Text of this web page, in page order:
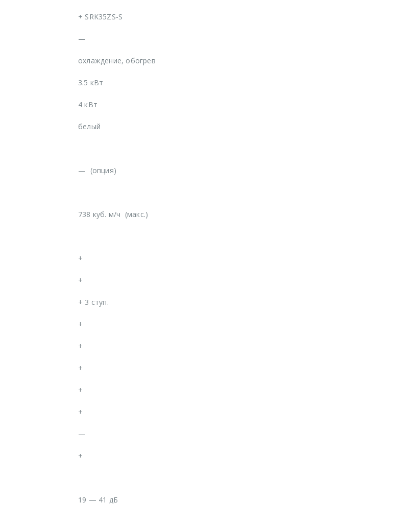
+ SRK35ZS-S
—
охлаждение, обогрев
3.5 кВт
4 кВт
белый
— (опция)
738 куб. м/ч (макс.)
+
+
+ 3 ступ.
+
+
+
+
+
—
+
19 — 41 дБ